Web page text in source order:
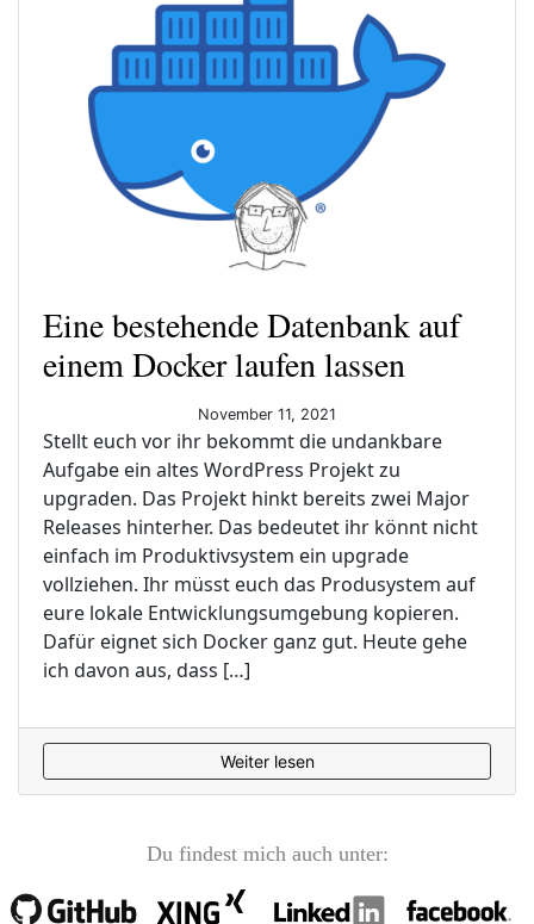
Eine bestehende Datenbank auf
einem Docker laufen lassen
November 11, 2021
Stellt euch vor ihr bekommt die undankbare
Aufgabe ein altes WordPress Projekt zu
upgraden. Das Projekt hinkt bereits zwei Major
Releases hinterher. Das bedeutet ihr könnt nicht
einfach im Produktivsystem ein upgrade
vollziehen. Ihr müsst euch das Produsystem auf
eure lokale Entwicklungsumgebung kopieren.
Dafür eignet sich Docker ganz gut. Heute gehe
ich davon aus, dass […]
Weiter lesen
Du findest mich auch unter: